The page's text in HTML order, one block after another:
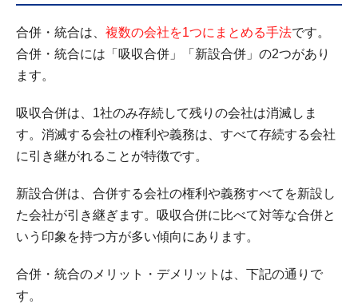
合併・統合は、 複数の会社を1つにまとめる手法です。
合併・統合には「吸収合併」「新設合併」の2つがあり
ます。
吸収合併は、1社のみ存続して残りの会社は消滅しま
す。消滅する会社の権利や義務は、すべて存続する会社
に引き継がれることが特徴です。
新設合併は、合併する会社の権利や義務すべてを新設し
た会社が引き継ぎます。吸収合併に比べて対等な合併と
いう印象を持つ方が多い傾向にあります。
合併・統合のメリット・デメリットは、下記の通りで
す。